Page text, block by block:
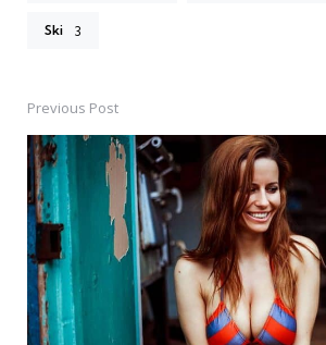
Ski 3
Post
navigation
Previous Post